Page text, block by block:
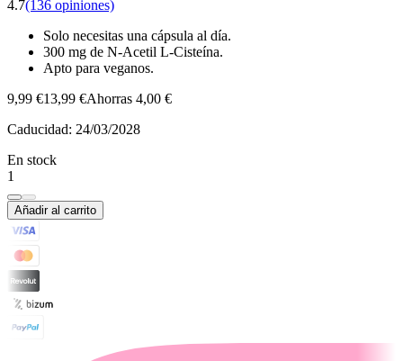
4.7(136 opiniones)
Solo necesitas una cápsula al día.
300 mg de N-Acetil L-Cisteína.
Apto para veganos.
9,99 €13,99 €Ahorras 4,00 €
Caducidad: 24/03/2028
En stock
1
Añadir al carrito